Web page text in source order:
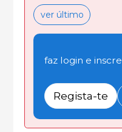
ver último
faz login e
Regista-te